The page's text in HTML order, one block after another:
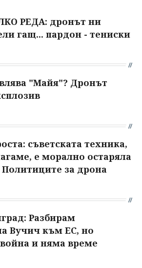
РЕДА: дронът ни
гащ... пардон - тениски
"Майя"? Дронът
съветската техника,
е морално остаряла
Политиците за дрона
Разбирам
Вучич към ЕС, но
и няма време